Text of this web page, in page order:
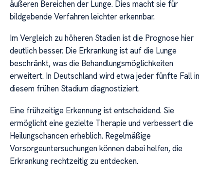
äußeren Bereichen der Lunge. Dies macht sie für
bildgebende Verfahren leichter erkennbar.
Im Vergleich zu höheren Stadien ist die Prognose hier
deutlich besser. Die Erkrankung ist auf die Lunge
beschränkt, was die Behandlungsmöglichkeiten
erweitert. In Deutschland wird etwa jeder fünfte Fall in
diesem frühen Stadium diagnostiziert.
Eine frühzeitige Erkennung ist entscheidend. Sie
ermöglicht eine gezielte Therapie und verbessert die
Heilungschancen erheblich. Regelmäßige
Vorsorgeuntersuchungen können dabei helfen, die
Erkrankung rechtzeitig zu entdecken.